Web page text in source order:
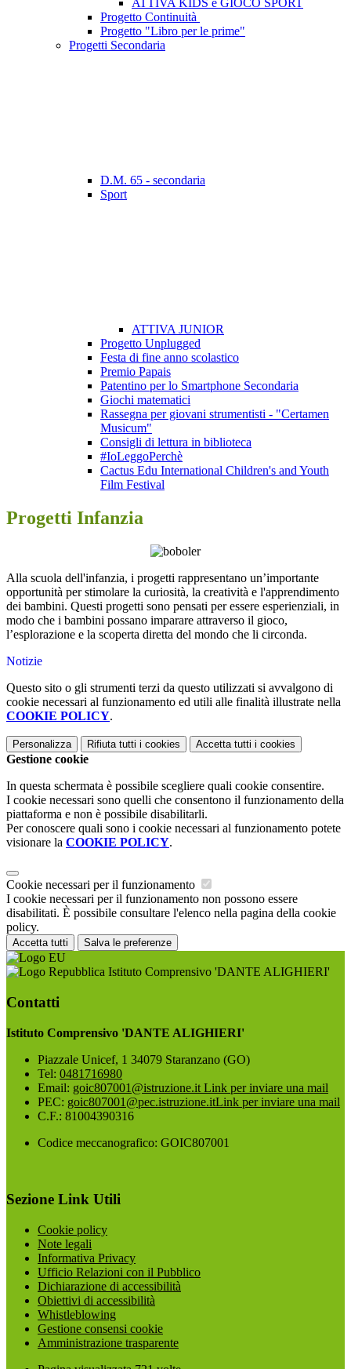
ATTIVA KIDS e GIOCO SPORT
Progetto Continuità
Progetto "Libro per le prime"
Progetti Secondaria
D.M. 65 - secondaria
Sport
ATTIVA JUNIOR
Progetto Unplugged
Festa di fine anno scolastico
Premio Papais
Patentino per lo Smartphone Secondaria
Giochi matematici
Rassegna per giovani strumentisti - "Certamen
Musicum"
Consigli di lettura in biblioteca
#IoLeggoPerchè
Cactus Edu International Children's and Youth
Film Festival
Progetti Infanzia
Alla scuola dell'infanzia, i progetti rappresentano un’importante
opportunità per stimolare la curiosità, la creatività e l'apprendimento
dei bambini. Questi progetti sono pensati per essere esperienziali, in
modo che i bambini possano imparare attraverso il gioco,
l’esplorazione e la scoperta diretta del mondo che li circonda.
Notizie
Questo sito o gli strumenti terzi da questo utilizzati si avvalgono di
cookie necessari al funzionamento ed utili alle finalità illustrate nella
COOKIE POLICY.
Personalizza Rifiuta tutti i cookies Accetta tutti i cookies
Gestione cookie
In questa schermata è possibile scegliere quali cookie consentire.
I cookie necessari sono quelli che consentono il funzionamento della
piattaforma e non è possibile disabilitarli.
Per conoscere quali sono i cookie necessari al funzionamento potete
visionare la COOKIE POLICY.
Cookie necessari per il funzionamento
I cookie necessari per il funzionamento non possono essere
disabilitati. È possibile consultare l'elenco nella pagina della cookie
policy.
Accetta tutti Salva le preferenze
Istituto Comprensivo 'DANTE ALIGHIERI'
Contatti
Istituto Comprensivo 'DANTE ALIGHIERI'
Piazzale Unicef, 1 34079 Staranzano (GO)
Tel: 0481716980
Email: goic807001@istruzione.it Link per inviare una mail
PEC: goic807001@pec.istruzione.itLink per inviare una mail
C.F.: 81004390316
Codice meccanografico: GOIC807001
Sezione Link Utili
Cookie policy
Note legali
Informativa Privacy
Ufficio Relazioni con il Pubblico
Dichiarazione di accessibilità
Obiettivi di accessibilità
Whistleblowing
Gestione consensi cookie
Amministrazione trasparente